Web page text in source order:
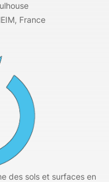
France
des sols et surfaces en